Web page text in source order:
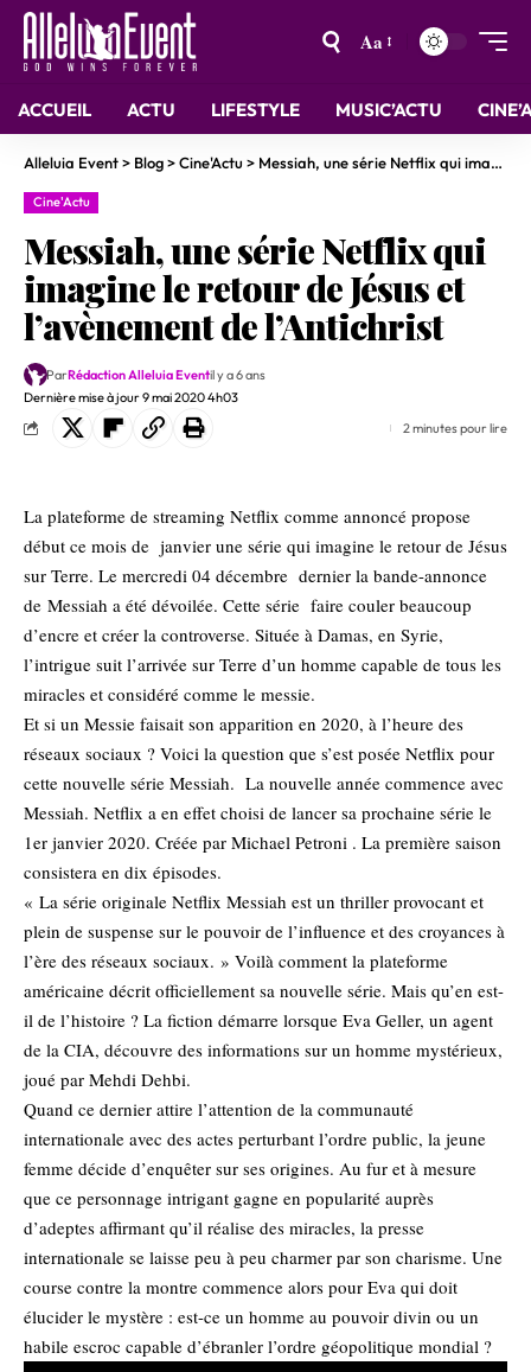
Aa
ACCUEIL ACTU LIFESTYLE MUSIC’ACTU
Alleluia Event> Blog>Cine'Actu > Messiah, une série Netflix qui imagine le retour de Jésus et l’avènement de l’Antichrist
Cine'Actu
Messiah, une série Netflix qui
imagine le retour de Jésus et
l’avènement de l’Antichrist
Dernière mise à jour 9 mai 2020 4h03
ParRédaction Alleluia Eventil y a 6 ans
2 minutes pour lire
La plateforme de streaming Netflix comme annoncé propose
début ce mois de janvier une série qui imagine le retour de Jésus
sur Terre. Le mercredi 04 décembre dernier la bande-annonce
de Messiah a été dévoilée. Cette série faire couler beaucoup
d’encre et créer la controverse. Située à Damas, en Syrie,
l’intrigue suit l’arrivée sur Terre d’un homme capable de tous les
miracles et considéré comme le messie.
Et si un Messie faisait son apparition en 2020, à l’heure des
réseaux sociaux ? Voici la question que s’est posée Netflix pour
cette nouvelle série Messiah. La nouvelle année commence avec
Messiah. Netflix a en effet choisi de lancer sa prochaine série le
1er janvier 2020. Créée par Michael Petroni . La première saison
consistera en dix épisodes.
« La série originale Netflix Messiah est un thriller provocant et
plein de suspense sur le pouvoir de l’influence et des croyances à
l’ère des réseaux sociaux. » Voilà comment la plateforme
américaine décrit officiellement sa nouvelle série. Mais qu’en est-
il de l’histoire ? La fiction démarre lorsque Eva Geller, un agent
de la CIA, découvre des informations sur un homme mystérieux,
joué par Mehdi Dehbi.
Quand ce dernier attire l’attention de la communauté
internationale avec des actes perturbant l’ordre public, la jeune
femme décide d’enquêter sur ses origines. Au fur et à mesure
que ce personnage intrigant gagne en popularité auprès
d’adeptes affirmant qu’il réalise des miracles, la presse
internationale se laisse peu à peu charmer par son charisme. Une
course contre la montre commence alors pour Eva qui doit
élucider le mystère : est-ce un homme au pouvoir divin ou un
habile escroc capable d’ébranler l’ordre géopolitique mondial ?